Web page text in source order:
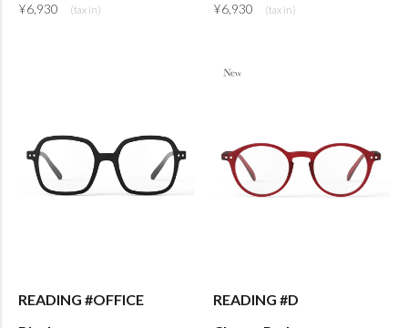
¥6,930 ¥6,930
READING #OFFICE
READING #D